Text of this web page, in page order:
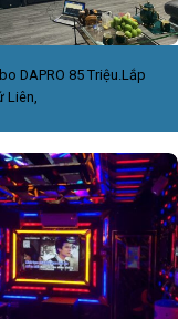
DAPRO 85 Triệu.Lắp
Liên,